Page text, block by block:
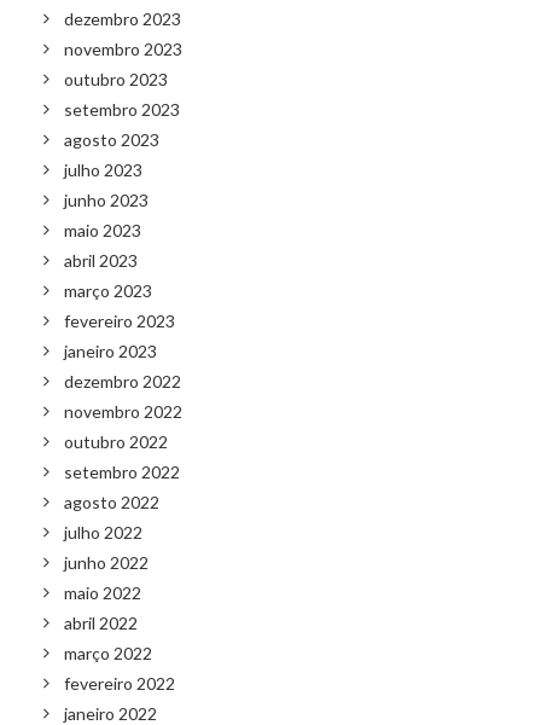
dezembro 2023
novembro 2023
outubro 2023
setembro 2023
agosto 2023
julho 2023
junho 2023
maio 2023
abril 2023
março 2023
fevereiro 2023
janeiro 2023
dezembro 2022
novembro 2022
outubro 2022
setembro 2022
agosto 2022
julho 2022
junho 2022
maio 2022
abril 2022
março 2022
fevereiro 2022
janeiro 2022